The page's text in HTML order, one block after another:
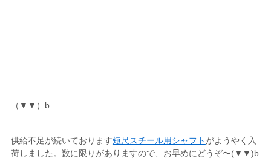
（▼▼）b
供給不足が続いております短尺スチール用シャフト がようやく入
荷しました。数に限りがありますので、お早めにどうぞ〜(▼▼)b